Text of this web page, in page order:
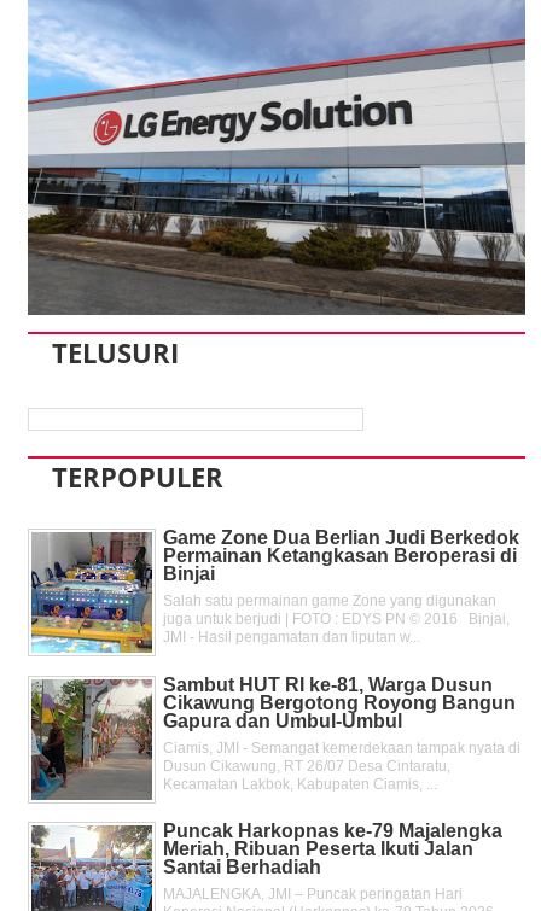
TELUSURI
TERPOPULER
Game Zone Dua Berlian Judi Berkedok
Permainan Ketangkasan Beroperasi di
Binjai
Salah satu permainan game Zone yang digunakan
juga untuk berjudi | FOTO : EDYS PN © 2016 Binjai,
JMI - Hasil pengamatan dan liputan w...
Sambut HUT RI ke-81, Warga Dusun
Cikawung Bergotong Royong Bangun
Gapura dan Umbul-Umbul
Ciamis, JMI - Semangat kemerdekaan tampak nyata di
Dusun Cikawung, RT 26/07 Desa Cintaratu,
Kecamatan Lakbok, Kabupaten Ciamis, ...
Puncak Harkopnas ke-79 Majalengka
Meriah, Ribuan Peserta Ikuti Jalan
Santai Berhadiah
MAJALENGKA, JMI – Puncak peringatan Hari